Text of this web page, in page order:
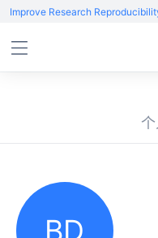
Improve Research
BD